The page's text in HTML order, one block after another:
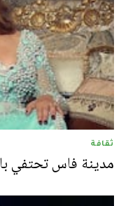
ثقافة
مدينة فاس تحتفي